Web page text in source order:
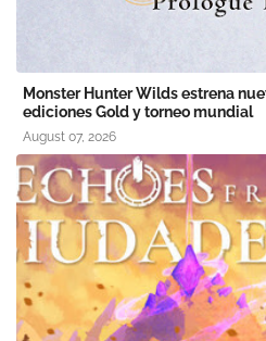
Monster Hunter Wilds estrena
ediciones Gold y torneo mundial
August 07, 2026